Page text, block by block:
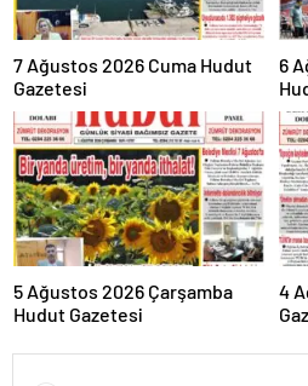
7 Ağustos 2026 Cuma Hudut
Gazetesi
6
5 Ağustos 2026 Çarşamba
Hudut Gazetesi
4